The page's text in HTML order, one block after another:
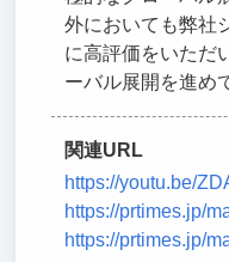
外においても弊社
に高評価をいただ
ーバル展開を進め
関連URL
https://youtu.be/
https://prtimes.jp/main/
https://prtimes.jp/main/